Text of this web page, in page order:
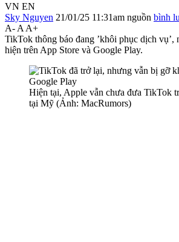
VN EN
Sky Nguyen 21/01/25 11:31am nguồn bình
A- A A+
TikTok thông báo đang ’khôi phục dịch vụ’,
hiện trên App Store và Google Play.
Hiện tại, Apple vẫn chưa đưa TikTok
tại Mỹ (Ảnh: MacRumors)